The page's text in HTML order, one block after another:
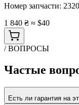
Номер запчасти:
1 840 ₴ ≈ $40
/ ВОПРОСЫ
Частые
Есть ли гарантия на